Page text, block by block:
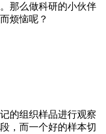
那么做科研的小伙伴
烦恼呢？
的组织样品进行观察
，而一个好的样本切